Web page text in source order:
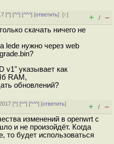
[^] [^^] [^^^] [ответить][↑]
+ / –
скачать ничего не
lede нужно через web
v1" указывает как
RAM,
обновлений?
[^] [^^] [^^^] [ответить]
+ / –
изменений в openwrt с
и не произойдёт. Когда
то будет использоваться